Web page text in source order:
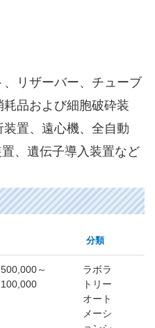
リザーバー、チューブ
品および細胞破砕装
置、遠心機、全自動
、遺伝子導入装置など
分類
～
ラボラ
トリー
オート
メーシ